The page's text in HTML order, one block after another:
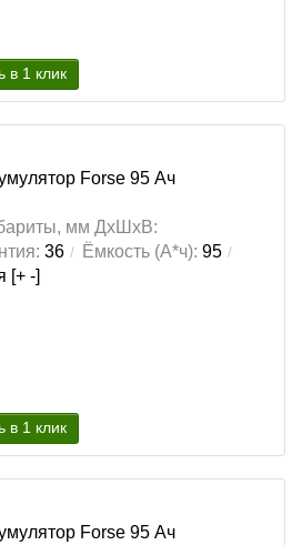
в 1 клик
Forse 95 Ач
мм ДхШхВ:
36 Ёмкость (А*ч): 95
[+ -]
в 1 клик
Forse 95 Ач